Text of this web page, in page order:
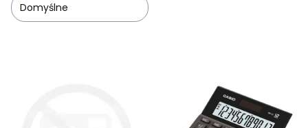
Domyślne